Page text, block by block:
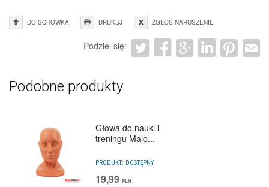
DO SCHOWKA DRUKUJ ZGŁOŚ NARUSZENIE
Podziel się:
Podobne produkty
Głowa do nauki i
treningu Malo...
PRODUKT: DOSTĘPNY
19,99 PLN